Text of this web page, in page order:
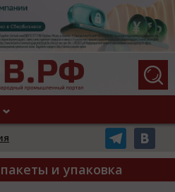
и упаковка